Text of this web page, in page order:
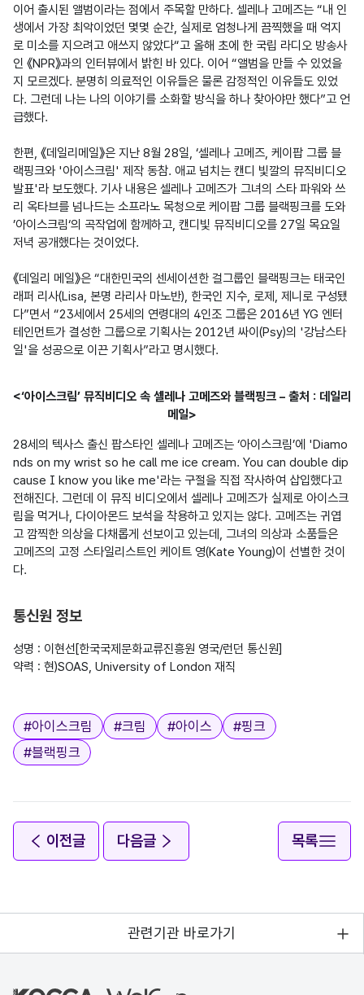
이어 출시된 앨범이라는 점에서 주목할 만하다. 셀레나 고메즈는 “내 인
생에서 가장 최악이었던 몇몇 순간, 실제로 엄청나게 끔찍했을 때 억지
로 미소를 지으려고 애쓰지 않았다“고 올해 초에 한 국립 라디오 방송사
인 《NPR》과의 인터뷰에서 밝힌 바 있다. 이어 “앨범을 만들 수 있었을
지 모르겠다. 분명히 의료적인 이유들은 물론 감정적인 이유들도 있었
다. 그런데 나는 나의 이야기를 소화할 방식을 하나 찾아야만 했다”고 언
급했다.
한편, 《데일리메일》은 지난 8월 28일, ‘셀레나 고메즈, 케이팝 그룹 블
랙핑크와 '아이스크림' 제작 동참. 애교 넘치는 캔디 빛깔의 뮤직비디오
발표'라 보도했다. 기사 내용은 셀레나 고메즈가 그녀의 스타 파워와 쓰
리 옥타브를 넘나드는 소프라노 목청으로 케이팝 그룹 블랙핑크를 도와
’아이스크림‘의 곡작업에 함께하고, 캔디빛 뮤직비디오를 27일 목요일
저녁 공개했다는 것이었다.
《데일리 메일》은 “대한민국의 센세이션한 걸그룹인 블랙핑크는 태국인
래퍼 리사(Lisa, 본명 라리사 마노반), 한국인 지수, 로제, 제니로 구성됐
다”면서 “23세에서 25세의 연령대의 4인조 그룹은 2016년 YG 엔터
테인먼트가 결성한 그룹으로 기획사는 2012년 싸이(Psy)의 '강남스타
일'을 성공으로 이끈 기획사”라고 명시했다.
<‘아이스크림’ 뮤직비디오 속 셀레나 고메즈와 블랙핑크 – 출처 : 데일리
메일>
28세의 텍사스 출신 팝스타인 셀레나 고메즈는 ‘아이스크림’에 'Diamo
nds on my wrist so he call me ice cream. You can double dip
cause I know you like me'라는 구절을 직접 작사하여 삽입했다고
전해진다. 그런데 이 뮤직 비디오에서 셀레나 고메즈가 실제로 아이스크
림을 먹거나, 다이아몬드 보석을 착용하고 있지는 않다. 고메즈는 귀엽
고 깜찍한 의상을 다채롭게 선보이고 있는데, 그녀의 의상과 소품들은
고메즈의 고정 스타일리스트인 케이트 영(Kate Young)이 선별한 것이
다.
통신원 정보
성명 : 이현선[한국국제문화교류진흥원 영국/런던 통신원]
약력 : 현)SOAS, University of London 재직
태그
#아이스크림 #크림 #아이스 #핑크
#블랙핑크
이전글 다음글 목록
관련기관 바로가기